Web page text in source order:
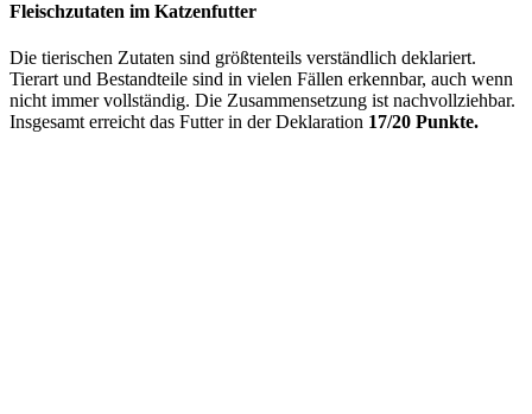
Fleischzutaten im Katzenfutter
Die tierischen Zutaten sind größtenteils verständlich deklariert.
Tierart und Bestandteile sind in vielen Fällen erkennbar, auch wenn
nicht immer vollständig. Die Zusammensetzung ist nachvollziehbar.
Insgesamt erreicht das Futter in der Deklaration 17/20 Punkte.